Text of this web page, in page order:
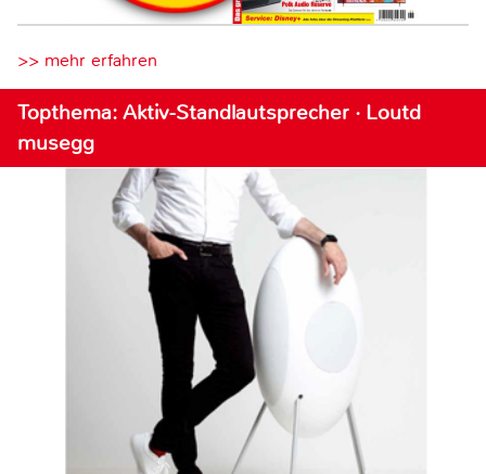
>> mehr erfahren
Topthema: Aktiv-Standlautsprecher · Loutd
musegg